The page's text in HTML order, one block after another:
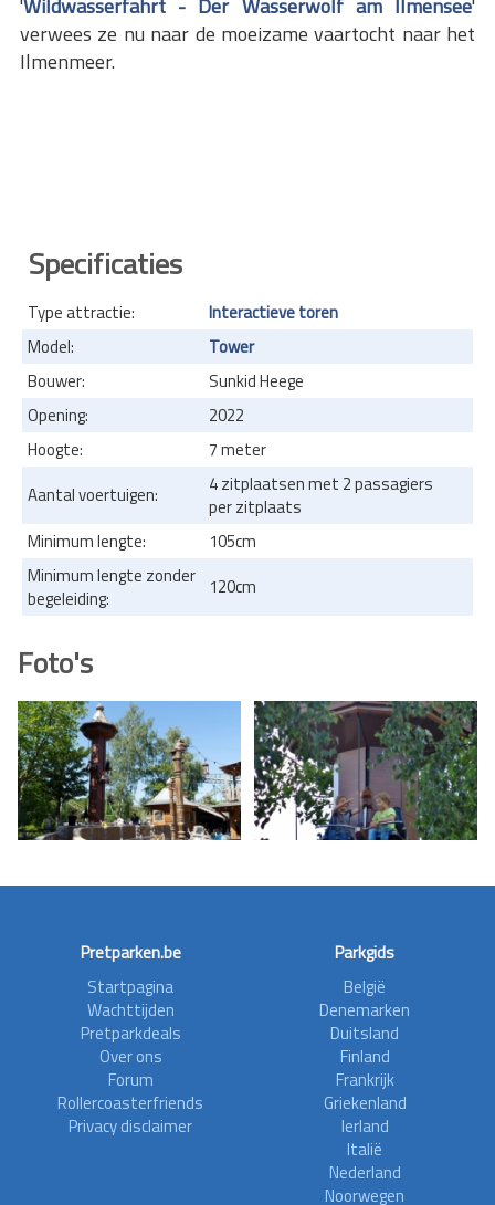
'Wildwasserfahrt - Der Wasserwolf am Ilmensee'
verwees ze nu naar de moeizame vaartocht naar het
Ilmenmeer.
Specificaties
Type attractie:
Interactieve toren
Model:
Tower
Bouwer:
Sunkid Heege
Opening:
2022
Hoogte:
7 meter
Aantal voertuigen:
4 zitplaatsen met 2 passagiers
per zitplaats
Minimum lengte:
105cm
Minimum lengte zonder
begeleiding:
120cm
Foto's
Pretparken.be
Startpagina
Wachttijden
Pretparkdeals
Over ons
Forum
Rollercoasterfriends
Privacy disclaimer
Parkgids
België
Denemarken
Duitsland
Finland
Frankrijk
Griekenland
Ierland
Italië
Nederland
Noorwegen